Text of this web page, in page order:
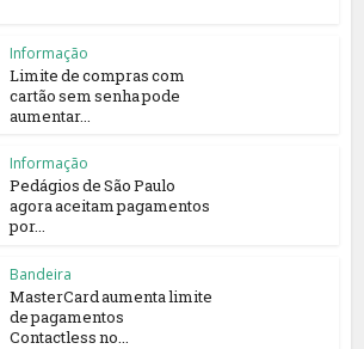
Informação
Limite de compras com
cartão sem senha pode
aumentar...
Informação
Pedágios de São Paulo
agora aceitam pagamentos
por...
Bandeira
MasterCard aumenta limite
de pagamentos
Contactless no...